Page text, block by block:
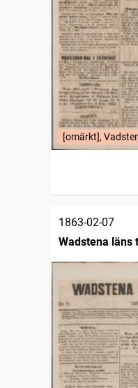
[omärkt],
1863-02-07
Wadstena läns